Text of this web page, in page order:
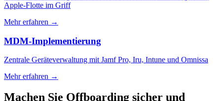
Apple-Flotte im Griff
Mehr erfahren →
MDM-Implementierung
Zentrale Geräteverwaltung mit Jamf Pro, Iru, Intune und Omnissa
Mehr erfahren →
Machen Sie Offboarding sicher und